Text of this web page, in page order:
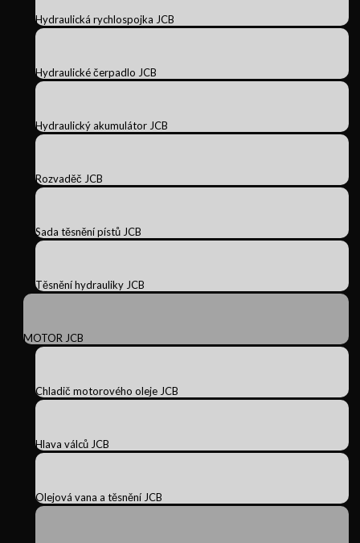
Hydraulická rychlospojka JCB
Hydraulické čerpadlo JCB
Hydraulický akumulátor JCB
Rozvaděč JCB
Sada těsnění pístů JCB
Těsnění hydrauliky JCB
MOTOR JCB
Chladič motorového oleje JCB
Hlava válců JCB
Olejová vana a těsnění JCB